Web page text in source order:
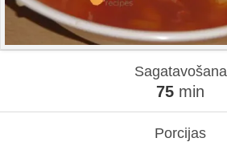
Sagatavošana
75 min
Porcijas